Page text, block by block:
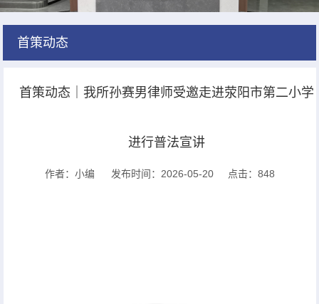
首策动态
首策动态｜我所孙赛男律师受邀走进荥阳市第二小学
进行普法宣讲
作者：小编 发布时间：2026-05-20 点击： 848